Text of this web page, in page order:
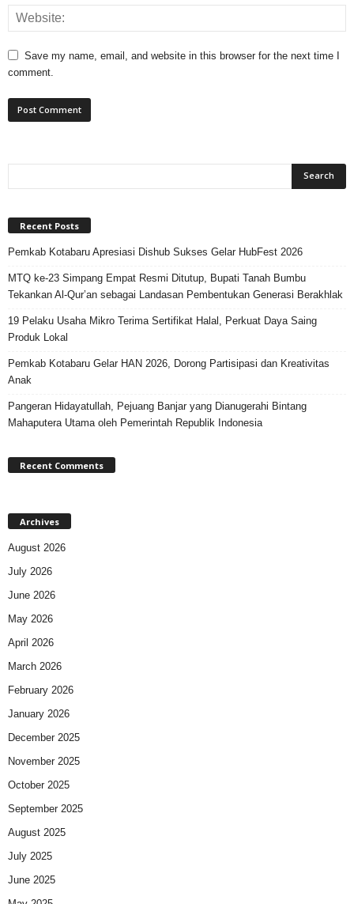
Save my name, email, and website in this browser for the next time I
comment.
Recent Posts
Pemkab Kotabaru Apresiasi Dishub Sukses Gelar HubFest 2026
MTQ ke-23 Simpang Empat Resmi Ditutup, Bupati Tanah Bumbu
Tekankan Al-Qur’an sebagai Landasan Pembentukan Generasi Berakhlak
19 Pelaku Usaha Mikro Terima Sertifikat Halal, Perkuat Daya Saing
Produk Lokal
Pemkab Kotabaru Gelar HAN 2026, Dorong Partisipasi dan Kreativitas
Anak
Pangeran Hidayatullah, Pejuang Banjar yang Dianugerahi Bintang
Mahaputera Utama oleh Pemerintah Republik Indonesia
Recent Comments
Archives
August 2026
July 2026
June 2026
May 2026
April 2026
March 2026
February 2026
January 2026
December 2025
November 2025
October 2025
September 2025
August 2025
July 2025
June 2025